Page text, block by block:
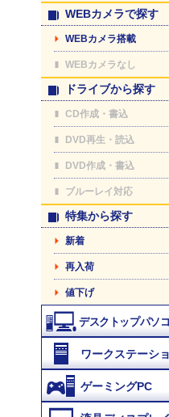
WEBカメラで探す
WEBカメラ搭載
WEBカメラなし
ドライブから探す
CD作成・書込
DVD再生・読込
DVD作成・書込
ブルーレイ対応
特集から探す
新着
再入荷
値下げ